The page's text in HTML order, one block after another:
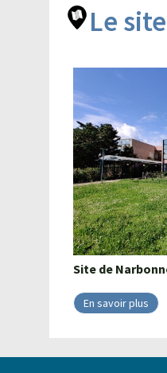
Le
Site de
En savoir plus